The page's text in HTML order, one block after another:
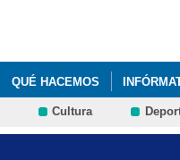
QUÉ HACEMOS
Cultura